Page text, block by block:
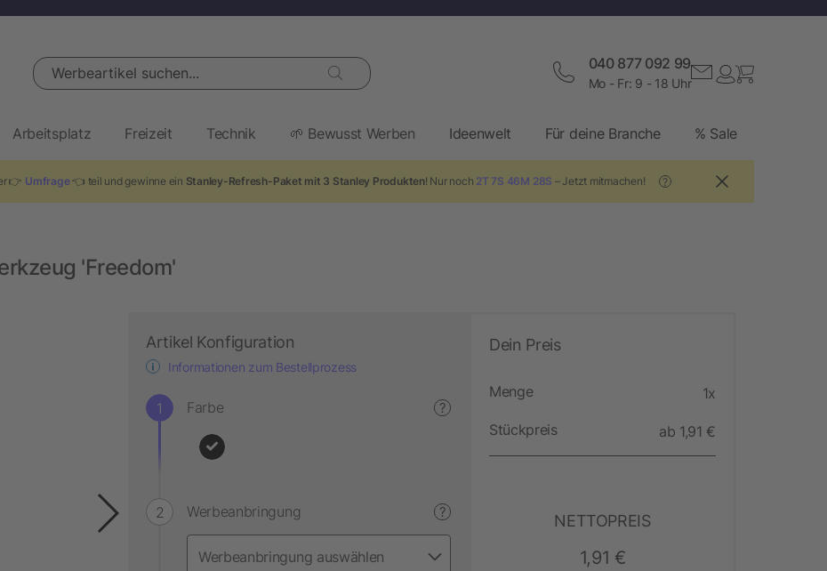
Werbeartikel suchen... 040 877 092 99
Mo - Fr: 9 - 18 Uhr
Arbeitsplatz Freizeit Technik 🌱 Bewusst Werben Ideenwelt Für deine Branche % Sale
👉 Umfrage👈 teil und gewinne ein Stanley-Refresh-Paket mit 3 Stanley Produkten! Nur noch 2T 7S 46M 27S – Jetzt mitmachen! ?
'Freedom'
Artikel Konfiguration
Informationen zum Bestellprozess
Farbe ?
Werbeanbringung ?
Dein Preis
Menge 1x
Stückpreis ab 1,91 €
NETTOPREIS
1,91 €